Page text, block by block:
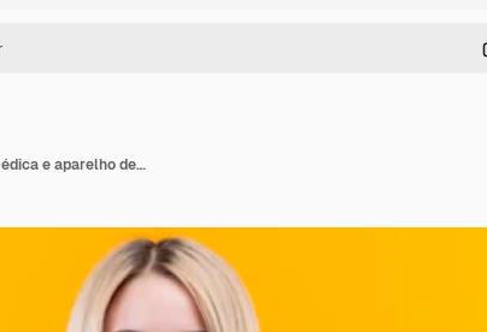
Jovem sorridente médico usando estetoscópio em bata médica e aparelho dentário aponta a si mesma sobre fundo amarelo